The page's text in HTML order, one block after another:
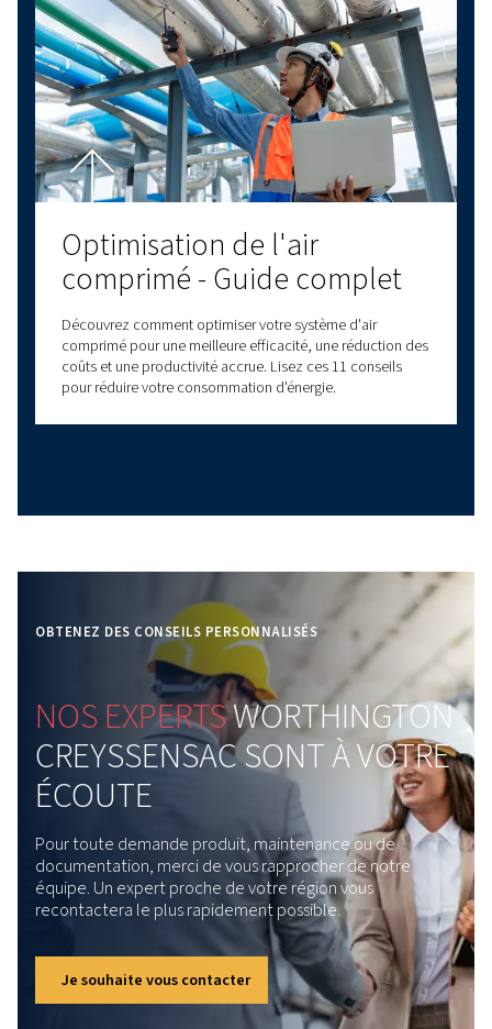
COMPRESSEURS À PISTONS
PRINCIPES DE BASE DE L'AIR COMPRIMÉ
impact sur les circuits
comprimé
Découvrez l'impact de la pression atmosphérique
systèmes à air comprimé. Découvrez les principes
idées préconçues courantes et bénéficiez de
pour optimiser les performances du compresseur.